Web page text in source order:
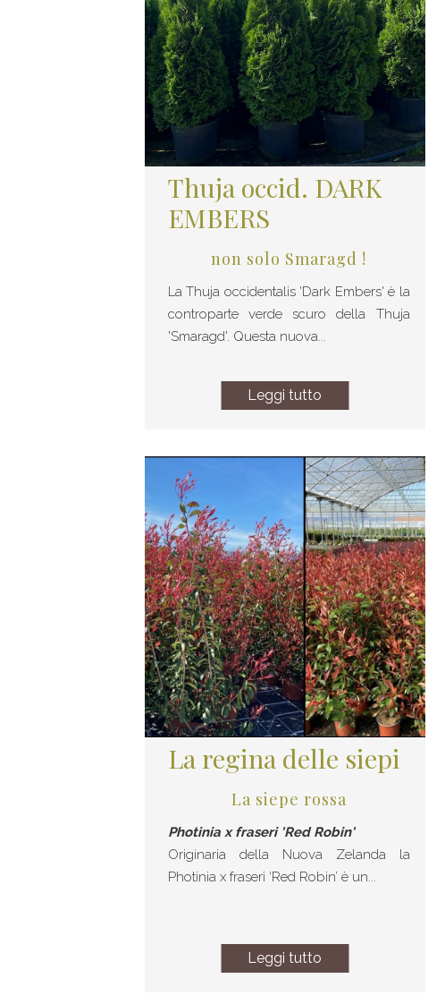
Thuja occid. DARK
EMBERS
non solo Smaragd !
La Thuja occidentalis 'Dark Embers' è la
controparte verde scuro della Thuja
'Smaragd'. Questa nuova...
Leggi tutto
La regina delle siepi
La siepe rossa
Photinia x fraseri 'Red Robin'
Originaria della Nuova Zelanda la
Photinia x fraseri ‘Red Robin’ è un...
Leggi tutto